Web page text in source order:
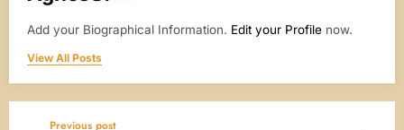
Add your Biographical Information. Edit your Profile now.
View All Posts
Previous post